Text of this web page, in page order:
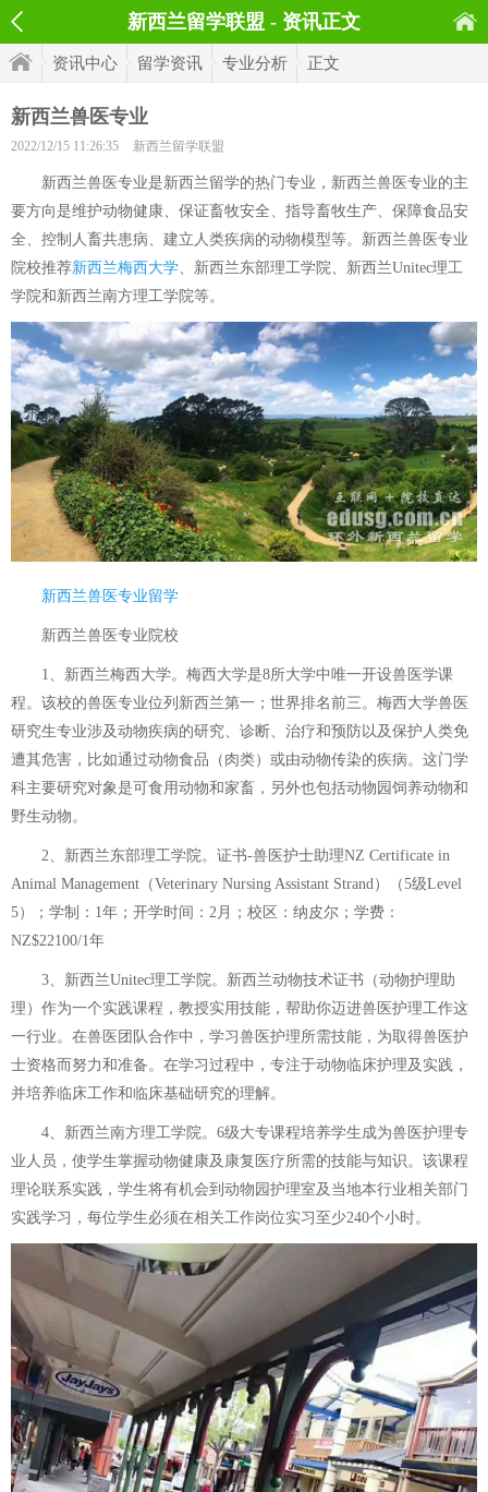
新西兰留学联盟 - 资讯正文
资讯中心 留学资讯 专业分析 正文
新西兰兽医专业
2022/12/15 11:26:35 新西兰留学联盟
新西兰兽医专业是新西兰留学的热门专业，新西兰兽医专业的主
要方向是维护动物健康、保证畜牧安全、指导畜牧生产、保障食品安
全、控制人畜共患病、建立人类疾病的动物模型等。新西兰兽医专业
院校推荐新西兰梅西大学、新西兰东部理工学院、新西兰Unitec理工
学院和新西兰南方理工学院等。
新西兰兽医专业留学
新西兰兽医专业院校
1、新西兰梅西大学。梅西大学是8所大学中唯一开设兽医学课
程。该校的兽医专业位列新西兰第一；世界排名前三。梅西大学兽医
研究生专业涉及动物疾病的研究、诊断、治疗和预防以及保护人类免
遭其危害，比如通过动物食品（肉类）或由动物传染的疾病。这门学
科主要研究对象是可食用动物和家畜，另外也包括动物园饲养动物和
野生动物。
2、新西兰东部理工学院。证书-兽医护士助理NZ Certificate in
Animal Management（Veterinary Nursing Assistant Strand）（5级Level
5）；学制：1年；开学时间：2月；校区：纳皮尔；学费：
NZ$22100/1年
3、新西兰Unitec理工学院。新西兰动物技术证书（动物护理助
理）作为一个实践课程，教授实用技能，帮助你迈进兽医护理工作这
一行业。在兽医团队合作中，学习兽医护理所需技能，为取得兽医护
士资格而努力和准备。在学习过程中，专注于动物临床护理及实践，
并培养临床工作和临床基础研究的理解。
4、新西兰南方理工学院。6级大专课程培养学生成为兽医护理专
业人员，使学生掌握动物健康及康复医疗所需的技能与知识。该课程
理论联系实践，学生将有机会到动物园护理室及当地本行业相关部门
实践学习，每位学生必须在相关工作岗位实习至少240个小时。